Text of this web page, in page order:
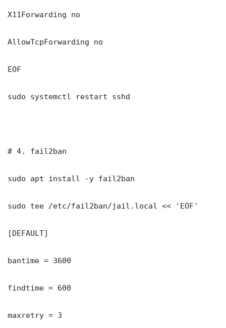
X11Forwarding no
AllowTcpForwarding no
EOF
sudo systemctl restart sshd
# 4. fail2ban
sudo apt install -y fail2ban
sudo tee /etc/fail2ban/jail.local << 'EOF'
[DEFAULT]
bantime = 3600
findtime = 600
maxretry = 3